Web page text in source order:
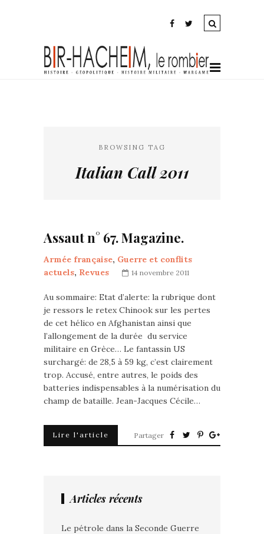
BROWSING TAG
Italian Call 2011
Assaut n° 67. Magazine.
Armée française, Guerre et conflits
actuels, Revues 14 novembre 2011
Au sommaire: Etat d’alerte: la rubrique dont
je ressors le retex Chinook sur les pertes
de cet hélico en Afghanistan ainsi que
l’allongement de la durée du service
militaire en Grèce… Le fantassin US
surchargé: de 28,5 à 59 kg, c’est clairement
trop. Accusé, entre autres, le poids des
batteries indispensables à la numérisation du
champ de bataille. Jean-Jacques Cécile…
Lire l'article Partager
Articles récents
Le pétrole dans la Seconde Guerre